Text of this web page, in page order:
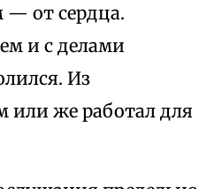
— от сердца.
и с делами
Из
или же работал для